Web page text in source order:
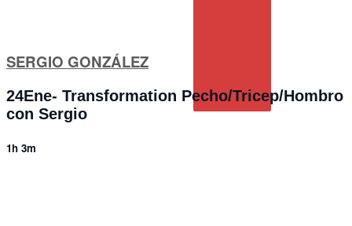
SERGIO GONZÁLEZ
24Ene- Transformation Pecho/Tricep/Hombro
con Sergio
1h 3m